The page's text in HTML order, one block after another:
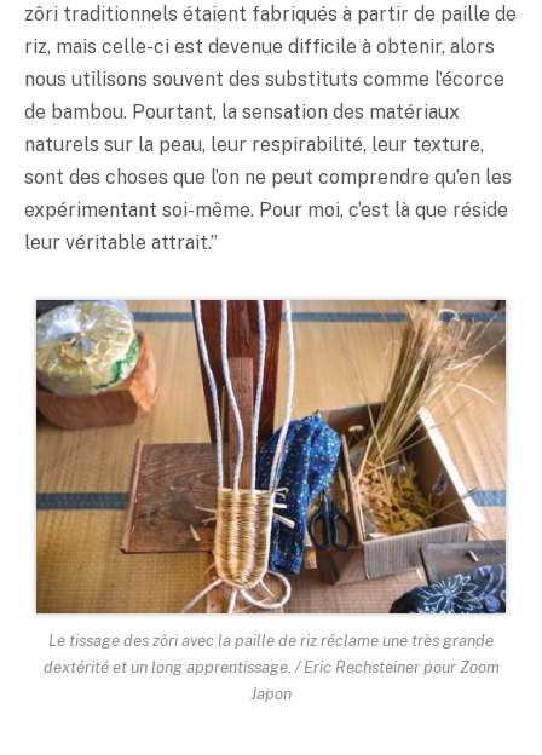
zôri traditionnels étaient fabriqués à partir de paille de
riz, mais celle-ci est devenue difficile à obtenir, alors
nous utilisons souvent des substituts comme l’écorce
de bambou. Pourtant, la sensation des matériaux
naturels sur la peau, leur respirabilité, leur texture,
sont des choses que l’on ne peut comprendre qu’en les
expérimentant soi-même. Pour moi, c’est là que réside
leur véritable attrait.”
Le tissage des zôri avec la paille de riz réclame une très grande
dextérité et un long apprentissage. / Eric Rechsteiner pour Zoom
Japon